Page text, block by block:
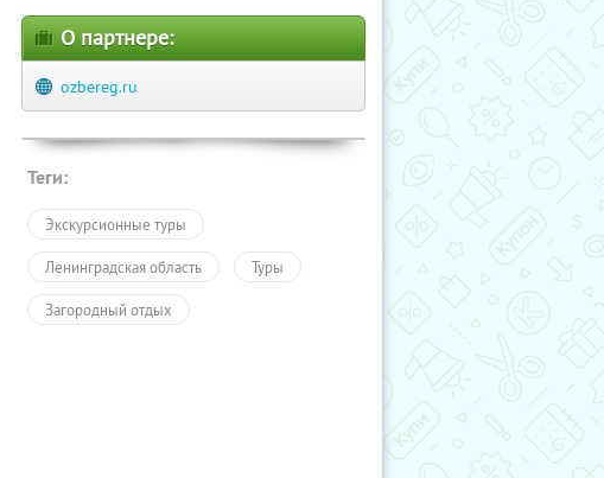
О партнере:
ozbereg.ru
Теги:
Экскурсионные туры
Ленинградская область Туры
Загородный отдых